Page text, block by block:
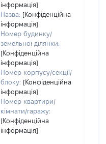
інформація]
Назва: [Конфіденційна
інформація]
Номер будинку/
земельної ділянки:
[Конфіденційна
інформація]
Номер корпусу/секції/
блоку: [Конфіденційна
інформація]
Номер квартири/
кімнати/гаражу:
[Конфіденційна
інформація]